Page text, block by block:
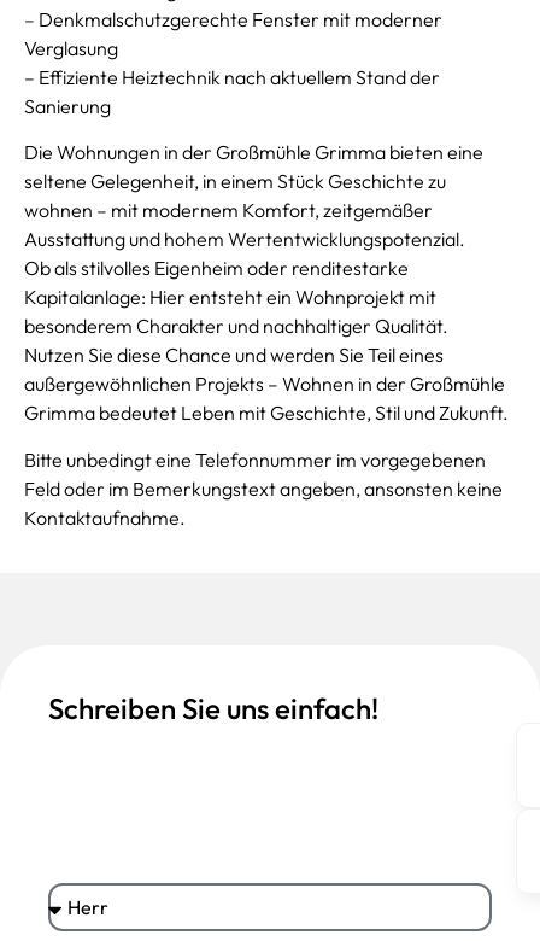
– Denkmalschutzgerechte Fenster mit moderner
Verglasung
– Effiziente Heiztechnik nach aktuellem Stand der
Sanierung
Die Wohnungen in der Großmühle Grimma bieten eine
seltene Gelegenheit, in einem Stück Geschichte zu
wohnen – mit modernem Komfort, zeitgemäßer
Ausstattung und hohem Wertentwicklungspotenzial.
Ob als stilvolles Eigenheim oder renditestarke
Kapitalanlage: Hier entsteht ein Wohnprojekt mit
besonderem Charakter und nachhaltiger Qualität.
Nutzen Sie diese Chance und werden Sie Teil eines
außergewöhnlichen Projekts – Wohnen in der Großmühle
Grimma bedeutet Leben mit Geschichte, Stil und Zukunft.
Bitte unbedingt eine Telefonnummer im vorgegebenen
Feld oder im Bemerkungstext angeben, ansonsten keine
Kontaktaufnahme.
Schreiben Sie uns einfach!